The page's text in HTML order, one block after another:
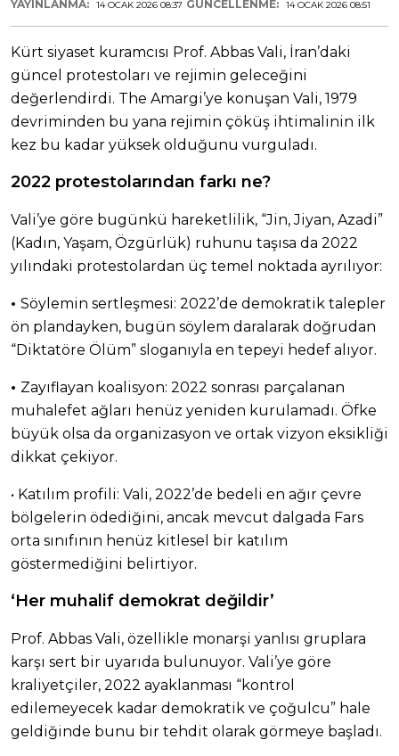
YAYINLANMA: 14 OCAK 2026 08:37 GÜNCELLENME: 14 OCAK 2026 08:51
Kürt siyaset kuramcısı Prof. Abbas Vali, İran’daki
güncel protestoları ve rejimin geleceğini
değerlendirdi. The Amargi’ye konuşan Vali, 1979
devriminden bu yana rejimin çöküş ihtimalinin ilk
kez bu kadar yüksek olduğunu vurguladı.
2022 protestolarından farkı ne?
Vali’ye göre bugünkü hareketlilik, “Jin, Jiyan, Azadi”
(Kadın, Yaşam, Özgürlük) ruhunu taşısa da 2022
yılındaki protestolardan üç temel noktada ayrılıyor:
• Söylemin sertleşmesi: 2022’de demokratik talepler
ön plandayken, bugün söylem daralarak doğrudan
“Diktatöre Ölüm” sloganıyla en tepeyi hedef alıyor.
• Zayıflayan koalisyon: 2022 sonrası parçalanan
muhalefet ağları henüz yeniden kurulamadı. Öfke
büyük olsa da organizasyon ve ortak vizyon eksikliği
dikkat çekiyor.
• Katılım profili: Vali, 2022’de bedeli en ağır çevre
bölgelerin ödediğini, ancak mevcut dalgada Fars
orta sınıfının henüz kitlesel bir katılım
göstermediğini belirtiyor.
‘Her muhalif demokrat değildir’
Prof. Abbas Vali, özellikle monarşi yanlısı gruplara
karşı sert bir uyarıda bulunuyor. Vali’ye göre
kraliyetçiler, 2022 ayaklanması “kontrol
edilemeyecek kadar demokratik ve çoğulcu” hale
geldiğinde bunu bir tehdit olarak görmeye başladı.